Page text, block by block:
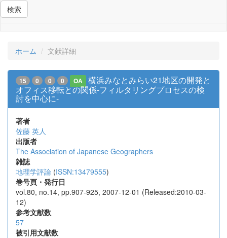
検索
ホーム 文献詳細
15 0 0 0 OA
横浜みなとみらい21地区の開発と
オフィス移転との関係-フィルタリングプロセスの検
討を中心に-
著者
佐藤 英人
出版者
The Association of Japanese Geographers
雑誌
地理学評論 (ISSN:13479555)
巻号頁・発行日
vol.80, no.14, pp.907-925, 2007-12-01 (Released:2010-03-
12)
参考文献数
57
被引用文献数